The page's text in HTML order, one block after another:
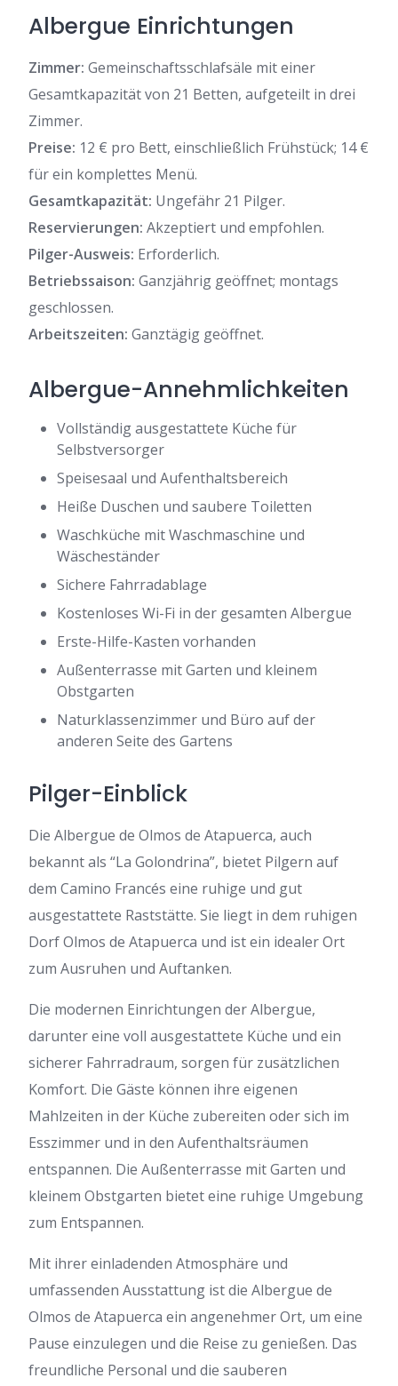
Albergue Einrichtungen
Zimmer: Gemeinschaftsschlafsäle mit einer
Gesamtkapazität von 21 Betten, aufgeteilt in drei
Zimmer.
Preise: 12 € pro Bett, einschließlich Frühstück; 14 €
für ein komplettes Menü.
Gesamtkapazität: Ungefähr 21 Pilger.
Reservierungen: Akzeptiert und empfohlen.
Pilger-Ausweis: Erforderlich.
Betriebssaison: Ganzjährig geöffnet; montags
geschlossen.
Arbeitszeiten: Ganztägig geöffnet.
Albergue-Annehmlichkeiten
Vollständig ausgestattete Küche für
Selbstversorger
Speisesaal und Aufenthaltsbereich
Heiße Duschen und saubere Toiletten
Waschküche mit Waschmaschine und
Wäscheständer
Sichere Fahrradablage
Kostenloses Wi-Fi in der gesamten Albergue
Erste-Hilfe-Kasten vorhanden
Außenterrasse mit Garten und kleinem
Obstgarten
Naturklassenzimmer und Büro auf der
anderen Seite des Gartens
Pilger-Einblick
Die Albergue de Olmos de Atapuerca, auch
bekannt als “La Golondrina”, bietet Pilgern auf
dem Camino Francés eine ruhige und gut
ausgestattete Raststätte. Sie liegt in dem ruhigen
Dorf Olmos de Atapuerca und ist ein idealer Ort
zum Ausruhen und Auftanken.
Die modernen Einrichtungen der Albergue,
darunter eine voll ausgestattete Küche und ein
sicherer Fahrradraum, sorgen für zusätzlichen
Komfort. Die Gäste können ihre eigenen
Mahlzeiten in der Küche zubereiten oder sich im
Esszimmer und in den Aufenthaltsräumen
entspannen. Die Außenterrasse mit Garten und
kleinem Obstgarten bietet eine ruhige Umgebung
zum Entspannen.
Mit ihrer einladenden Atmosphäre und
umfassenden Ausstattung ist die Albergue de
Olmos de Atapuerca ein angenehmer Ort, um eine
Pause einzulegen und die Reise zu genießen. Das
freundliche Personal und die sauberen